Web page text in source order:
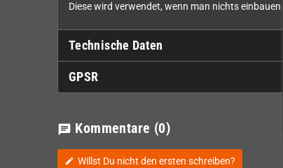
Diese wird verwendet, wenn man nichts
Technische Daten
GPSR
chat Kommentare (0)
edit Willst Du nicht den ersten schreiben?